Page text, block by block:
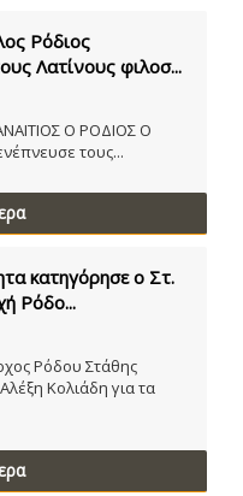
Ρόδιος
Λατίνους φιλοσ...
Ο ΡΟΔΙΟΣ Ο
τους...
κατηγόρησε ο Στ.
Ρόδο...
Ρόδου Στάθης
Κολιάδη για τα